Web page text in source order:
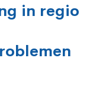
in regio